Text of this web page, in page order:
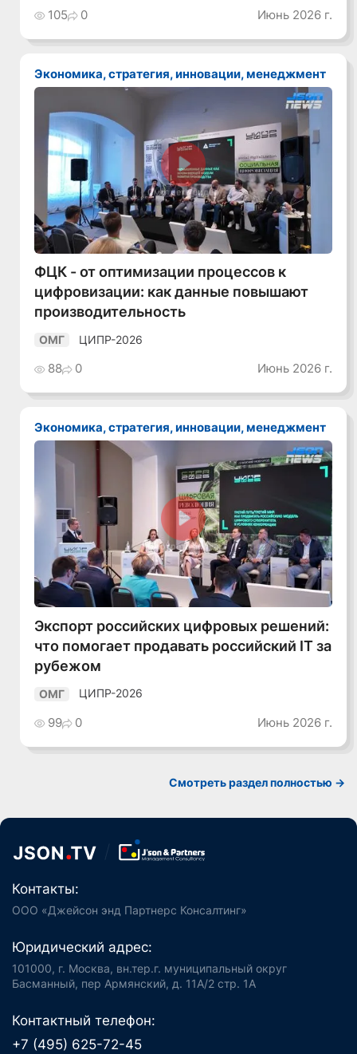
105 0 Июнь 2026 г.
Экономика, стратегия, инновации, менеджмент
Смотреть видео
ФЦК - от оптимизации процессов к
цифровизации: как данные повышают
производительность
ОМГ ЦИПР-2026
88 0 Июнь 2026 г.
Экономика, стратегия, инновации, менеджмент
Смотреть видео
Экспорт российских цифровых решений:
что помогает продавать российский IT за
рубежом
ОМГ ЦИПР-2026
99 0 Июнь 2026 г.
Смотреть раздел полностью ->
Контакты:
ООО «Джейсон энд Партнерс Консалтинг»
Юридический адрес:
101000, г. Москва, вн.тер.г. муниципальный округ
Басманный, пер Армянский, д. 11А/2 стр. 1А
Контактный телефон:
+7 (495) 625-72-45